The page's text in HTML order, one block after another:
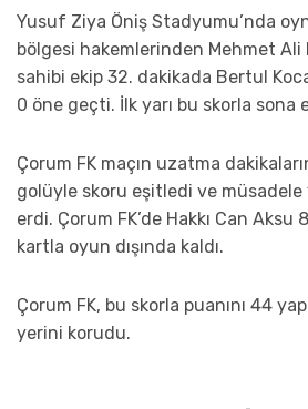
Yusuf Ziya Öniş Stadyumu’nda
bölgesi hakemlerinden Mehmet
sahibi ekip 32. dakikada Bertul
0 öne geçti. İlk yarı bu skorla sona
Çorum FK maçın uzatma
golüyle skoru eşitledi ve müsadele
erdi. Çorum FK’de Hakkı Can Aksu
kartla oyun dışında kaldı.
Çorum FK, bu skorla puanını 44
yerini korudu.